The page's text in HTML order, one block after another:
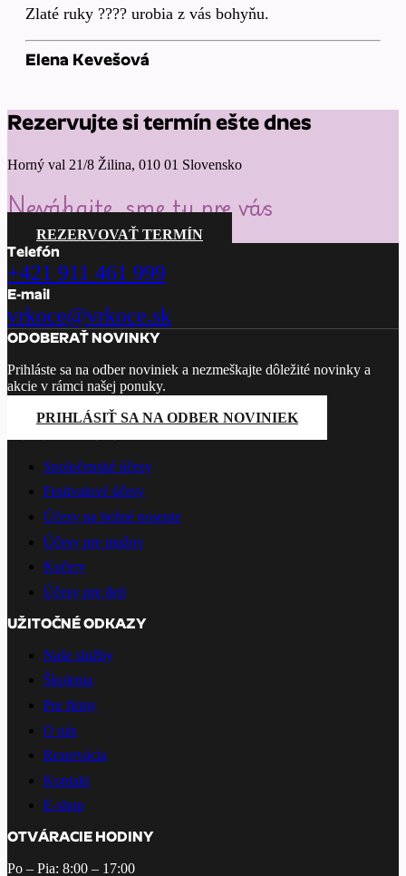
Zlaté ruky ???? urobia z vás bohyňu.
Elena Kevešová
Rezervujte si termín ešte dnes
Horný val 21/8 Žilina, 010 01 Slovensko
Neváhajte, sme tu pre vás
REZERVOVAŤ TERMÍN
Telefón
+421 911 461 999
E-mail
vrkoce@vrkoce.sk
ODOBERAŤ NOVINKY
Prihláste sa na odber noviniek a nezmeškajte dôležité novinky a
akcie v rámci našej ponuky.
PRIHLÁSIŤ SA NA ODBER NOVINIEK
Spoločenské účesy
Festivalové účesy
Účesy na bežné nosenie
Účesy pre mužov
Kučery
Účesy pre deti
UŽITOČNÉ ODKAZY
Naše služby
Školenia
Pre firmy
O nás
Rezervácia
Kontakt
E-shop
OTVÁRACIE HODINY
Po – Pia: 8:00 – 17:00